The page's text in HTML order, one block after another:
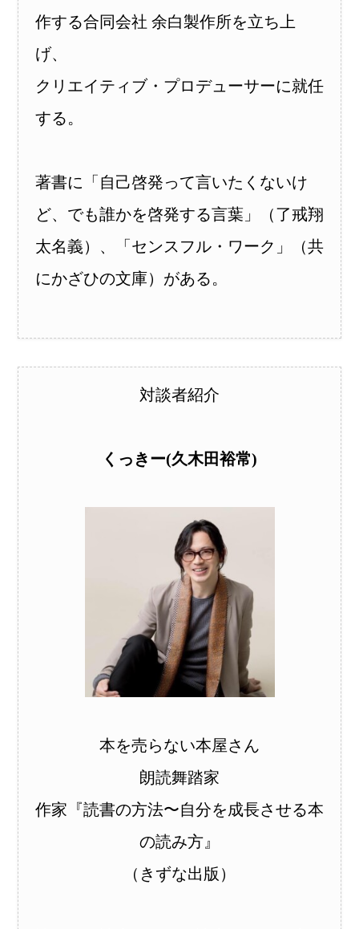
作する合同会社 余白製作所を立ち上
げ、
クリエイティブ・プロデューサーに就任
する。
著書に「自己啓発って言いたくないけ
ど、でも誰かを啓発する言葉」（了戒翔
太名義）、「センスフル・ワーク」（共
にかざひの文庫）がある。
対談者紹介
くっきー(久木田裕常)
本を売らない本屋さん
朗読舞踏家
作家『読書の方法〜自分を成長させる本
の読み方』
（きずな出版）